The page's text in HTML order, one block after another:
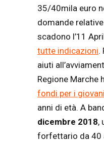
35/40mila euro
domande
scadono l’11
tutte indicazioni.
aiuti
Regione Marche
fondi per i
anni di età. A
dicembre 2018,
forfettario da 40